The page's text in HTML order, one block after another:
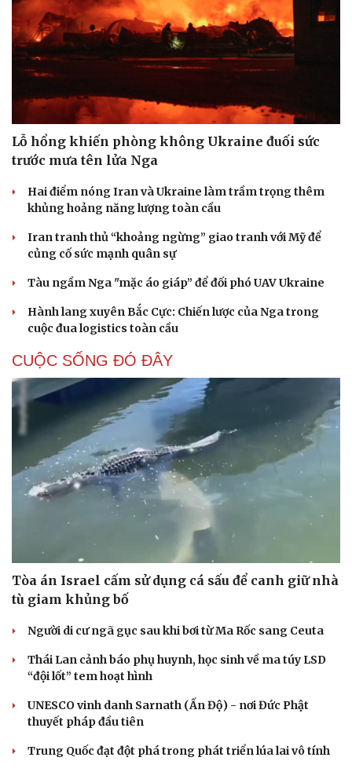
Cải chính
Lỗ hổng khiến phòng không Ukraine đuối sức
trước mưa tên lửa Nga
Hai điểm nóng Iran và Ukraine làm trầm trọng thêm
khủng hoảng năng lượng toàn cầu
Iran tranh thủ “khoảng ngừng” giao tranh với Mỹ để
củng cố sức mạnh quân sự
Tàu ngầm Nga "mặc áo giáp” để đối phó UAV Ukraine
Hành lang xuyên Bắc Cực: Chiến lược của Nga trong
cuộc đua logistics toàn cầu
CUỘC SỐNG ĐÓ ĐÂY
Tòa án Israel cấm sử dụng cá sấu để canh giữ nhà
tù giam khủng bố
Người di cư ngã gục sau khi bơi từ Ma Rốc sang Ceuta
Thái Lan cảnh báo phụ huynh, học sinh về ma túy LSD
“đội lốt” tem hoạt hình
UNESCO vinh danh Sarnath (Ấn Độ) - nơi Đức Phật
thuyết pháp đầu tiên
Trung Quốc đạt đột phá trong phát triển lúa lai vô tính